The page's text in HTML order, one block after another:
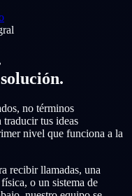
no términos
traducir tus ideas
nivel que funciona a la
recibir llamadas, una
o un sistema de